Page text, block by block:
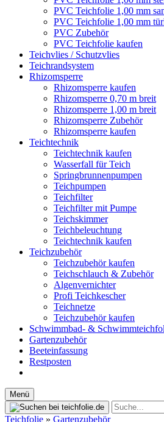
PVC Teichfolie 1,00 mm
PVC Teichfolie 1,00 mm
PVC Zubehör
PVC Teichfolie kaufen
Teichvlies / Schutzvlies
Teichrandsystem
Rhizomsperre
Rhizomsperre kaufen
Rhizomsperre 0,70 m breit
Rhizomsperre 1,00 m breit
Rhizomsperre Zubehör
Rhizomsperre kaufen
Teichtechnik
Teichtechnik kaufen
Wasserfall für Teich
Springbrunnenpumpen
Teichpumpen
Teichfilter
Teichfilter mit Pumpe
Teichskimmer
Teichbeleuchtung
Teichtechnik kaufen
Teichzubehör
Teichzubehör kaufen
Teichschlauch & Zubehör
Algenvernichter
Profi Teichkescher
Teichnetze
Teichzubehör kaufen
Schwimmbad- &
Gartenzubehör
Beeteinfassung
Restposten
Menü
Teichfolie » Gartenzubehör